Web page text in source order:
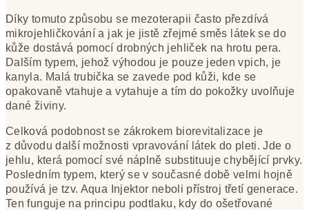
Díky tomuto způsobu se mezoterapii často přezdívá
mikrojehličkování a jak je jistě zřejmé směs látek se do
kůže dostává pomocí drobných jehliček na hrotu pera.
Dalším typem, jehož výhodou je pouze jeden vpich, je
kanyla. Malá trubička se zavede pod kůži, kde se
opakovaně vtahuje a vytahuje a tím do pokožky uvolňuje
dané živiny.
Celková podobnost se zákrokem biorevitalizace je
z důvodu další možnosti vpravování látek do pleti. Jde o
jehlu, která pomocí své náplně substituuje chybějící prvky.
Posledním typem, který se v současné době velmi hojně
používá je tzv. Aqua Injektor neboli přístroj třetí generace.
Ten funguje na principu podtlaku, kdy do ošetřované